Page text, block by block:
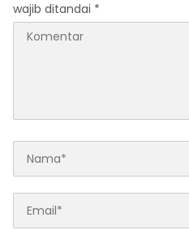
wajib ditandai *